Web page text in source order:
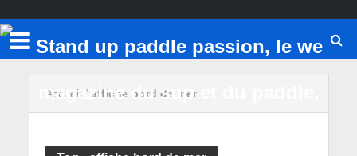
Accueil/ affiche bord de mer